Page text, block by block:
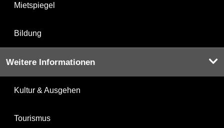
Mietspiegel
Bildung
Weitere Informationen
Kultur & Ausgehen
Tourismus